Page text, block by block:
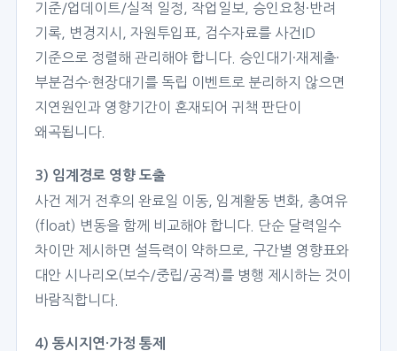
기준/업데이트/실적 일정, 작업일보, 승인요청·반려
기록, 변경지시, 자원투입표, 검수자료를 사건ID
기준으로 정렬해 관리해야 합니다. 승인대기·재제출·
부분검수·현장대기를 독립 이벤트로 분리하지 않으면
지연원인과 영향기간이 혼재되어 귀책 판단이
왜곡됩니다.
3) 임계경로 영향 도출
사건 제거 전후의 완료일 이동, 임계활동 변화, 총여유
(float) 변동을 함께 비교해야 합니다. 단순 달력일수
차이만 제시하면 설득력이 약하므로, 구간별 영향표와
대안 시나리오(보수/중립/공격)를 병행 제시하는 것이
바람직합니다.
4) 동시지연·가정 통제